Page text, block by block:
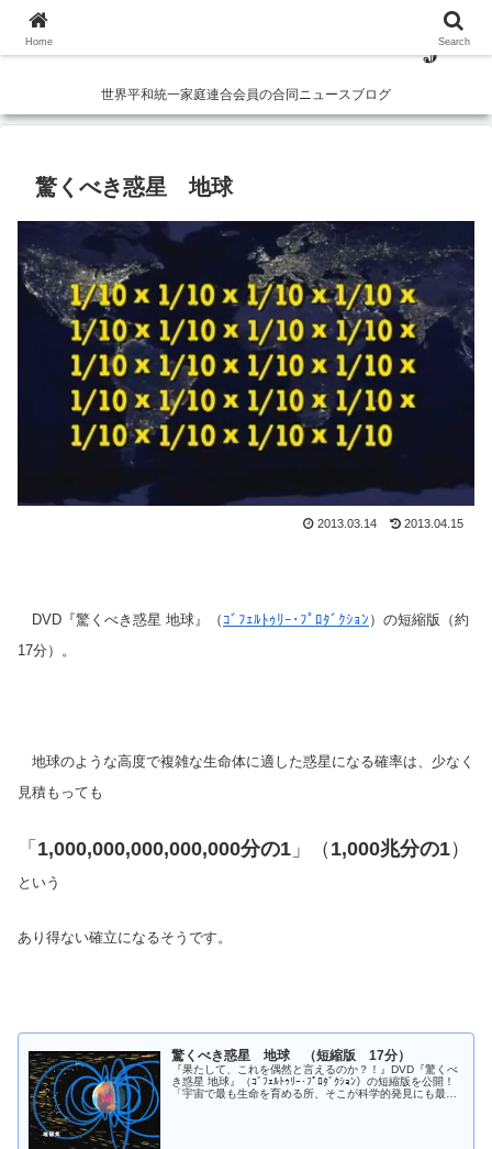
世界平和統一家庭連合会員の合同ニュースブログ
驚くべき惑星 地球
2013.03.14 2013.04.15
DVD『驚くべき惑星 地球』（ｺﾞﾌｪﾙﾄｩﾘｰ･ﾌﾟﾛﾀﾞｸｼｮﾝ ）の短縮版（約
17分）。
地球のような高度で複雑な生命体に適した惑星になる確率は、少なく
見積もっても
「 1,000,000,000,000,000分の1 」（ 1,000兆分の1）
という
あり得ない確立になるそうです。
驚くべき惑星 地球 （短縮版 17分）
『果たして、これを偶然と言えるのか？！』DVD『驚くべ
き惑星 地球』（ｺﾞﾌｪﾙﾄｩﾘｰ･ﾌﾟﾛﾀﾞｸｼｮﾝ）の短縮版を公開！
「宇宙で最も生命を育める所、そこが科学的発見にも最適
Home Search